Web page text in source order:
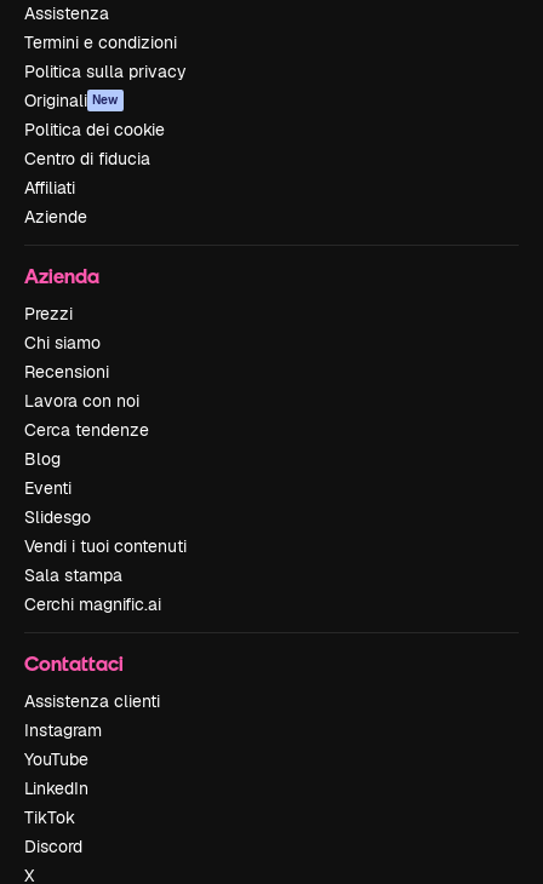
Assistenza
Termini e condizioni
Politica sulla privacy
Originali New
Politica dei cookie
Centro di fiducia
Affiliati
Aziende
Azienda
Prezzi
Chi siamo
Recensioni
Lavora con noi
Cerca tendenze
Blog
Eventi
Slidesgo
Vendi i tuoi contenuti
Sala stampa
Cerchi magnific.ai
Contattaci
Assistenza clienti
Instagram
YouTube
LinkedIn
TikTok
Discord
X